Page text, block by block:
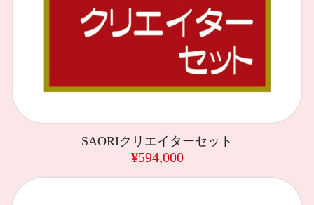
SAORIクリエイターセット
¥594,000